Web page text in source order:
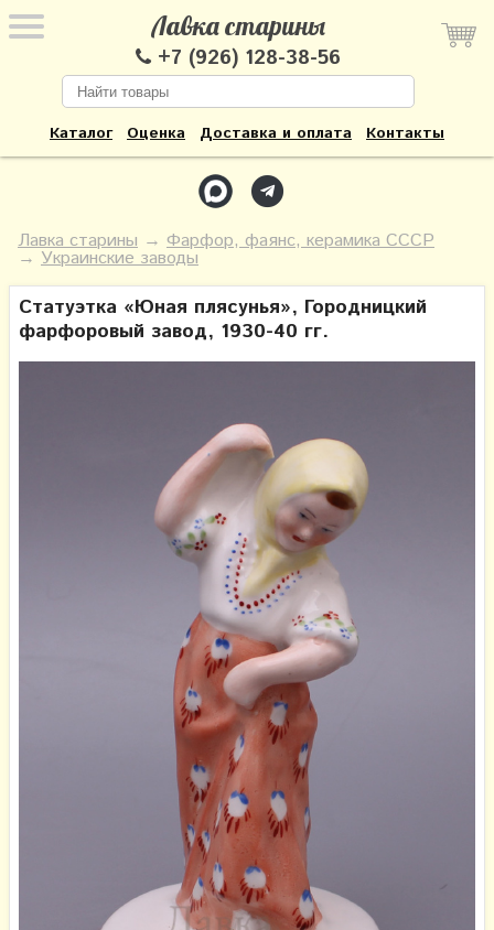
Лавка старины
+7 (926) 128-38-56
Каталог Оценка Доставка и оплата Контакты
Лавка старины → Фарфор, фаянс, керамика СССР
→ Украинские заводы
Статуэтка «Юная плясунья», Городницкий
фарфоровый завод, 1930-40 гг.